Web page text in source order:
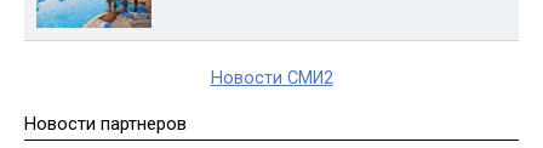
Новости СМИ2
Новости партнеров